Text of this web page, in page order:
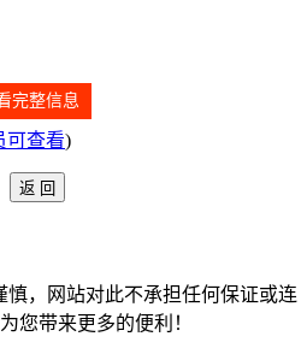
完整信息
可查看)
，网站对此不承担任何保证或连
您带来更多的便利！